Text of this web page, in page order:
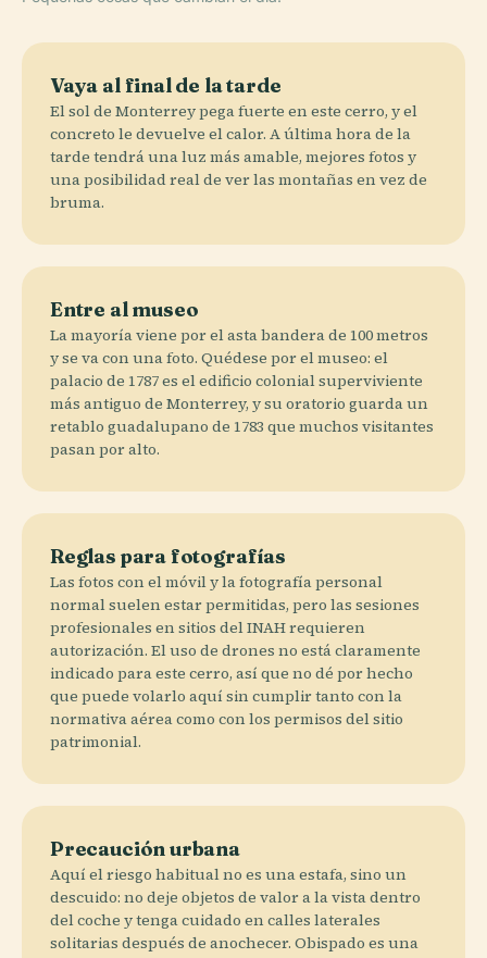
Vaya al final de la tarde
El sol de Monterrey pega fuerte en este cerro, y el
concreto le devuelve el calor. A última hora de la
tarde tendrá una luz más amable, mejores fotos y
una posibilidad real de ver las montañas en vez de
bruma.
Entre al museo
La mayoría viene por el asta bandera de 100 metros
y se va con una foto. Quédese por el museo: el
palacio de 1787 es el edificio colonial superviviente
más antiguo de Monterrey, y su oratorio guarda un
retablo guadalupano de 1783 que muchos visitantes
pasan por alto.
Reglas para fotografías
Las fotos con el móvil y la fotografía personal
normal suelen estar permitidas, pero las sesiones
profesionales en sitios del INAH requieren
autorización. El uso de drones no está claramente
indicado para este cerro, así que no dé por hecho
que puede volarlo aquí sin cumplir tanto con la
normativa aérea como con los permisos del sitio
patrimonial.
Precaución urbana
Aquí el riesgo habitual no es una estafa, sino un
descuido: no deje objetos de valor a la vista dentro
del coche y tenga cuidado en calles laterales
solitarias después de anochecer. Obispado es una